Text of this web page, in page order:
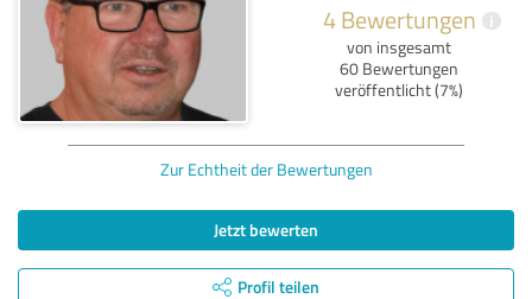
4 Bewertungen i
von insgesamt
60 Bewertungen
veröffentlicht (7%)
Zur Echtheit der Bewertungen
Jetzt bewerten
Profil teilen